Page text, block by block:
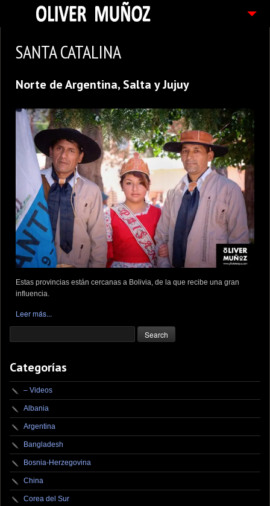
FOTOGRAFIAS
CONTACTO
SANTA CATALINA
Norte de Argentina, Salta y Jujuy
Estas provincias están cercanas a Bolivia, de la que recibe una gran
influencia.
Leer más...
Categorías
– Videos
Albania
Argentina
Bangladesh
Bosnia-Herzegovina
China
Corea del Sur